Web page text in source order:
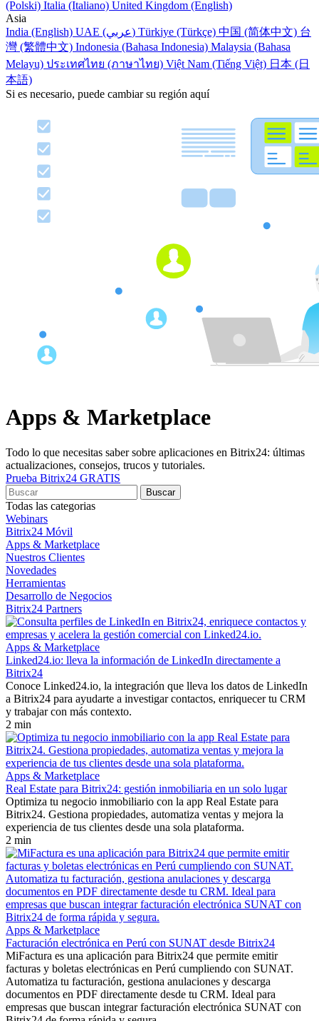
(Polski) Italia (Italiano) United Kingdom (English)
Asia
India (English)
UAE (عربي) Türkiye (Türkçe) 中国 (简体中文) 台
灣 (繁體中文) Indonesia (Bahasa Indonesia) Malaysia (Bahasa
Melayu) ประเทศไทย (ภาษาไทย) Việt Nam (Tiếng Việt) 日本 (日
本語)
Si es necesario, puede cambiar su región aquí
Apps & Marketplace
Todo lo que necesitas saber sobre aplicaciones en Bitrix24: últimas
actualizaciones, consejos, trucos y tutoriales.
Prueba Bitrix24 GRATIS
Todas las categorias
Webinars
Bitrix24 Móvil
Apps & Marketplace
Nuestros Clientes
Novedades
Herramientas
Desarrollo de Negocios
Bitrix24 Partners
Apps & Marketplace
Linked24.io: lleva la información de LinkedIn directamente a
Bitrix24
Conoce Linked24.io, la integración que lleva los datos de LinkedIn
a Bitrix24 para ayudarte a investigar contactos, enriquecer tu CRM
y trabajar con más contexto.
2 min
Apps & Marketplace
Real Estate para Bitrix24: gestión inmobiliaria en un solo lugar
Optimiza tu negocio inmobiliario con la app Real Estate para
Bitrix24. Gestiona propiedades, automatiza ventas y mejora la
experiencia de tus clientes desde una sola plataforma.
2 min
Apps & Marketplace
Facturación electrónica en Perú con SUNAT desde Bitrix24
MiFactura es una aplicación para Bitrix24 que permite emitir
facturas y boletas electrónicas en Perú cumpliendo con SUNAT.
Automatiza tu facturación, gestiona anulaciones y descarga
documentos en PDF directamente desde tu CRM. Ideal para
empresas que buscan integrar facturación electrónica SUNAT con